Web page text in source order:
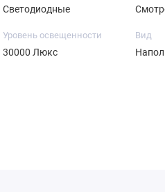
Светодиодные
Уровень освещенности
30000 Люкс
Вид